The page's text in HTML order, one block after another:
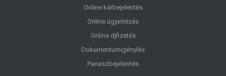
Online kárbejelentés
Online ügyintézés
Online djfizetés
Dokumentumigénylés
Panaszbejelentés